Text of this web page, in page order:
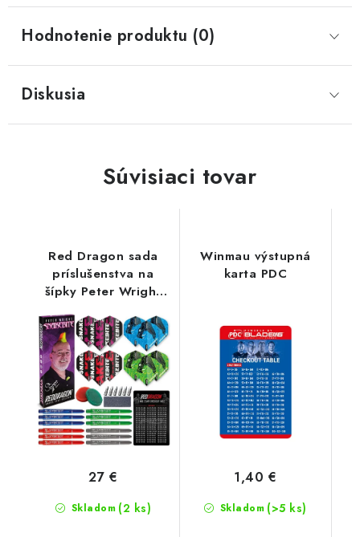
Hodnotenie produktu (0)
Diskusia
Súvisiaci tovar
Red Dragon sada
príslušenstva na
šípky Peter Wright
Skladom (2 ks)
27 €
Winmau výstupná
karta PDC
Skladom (>5 ks)
1,40 €